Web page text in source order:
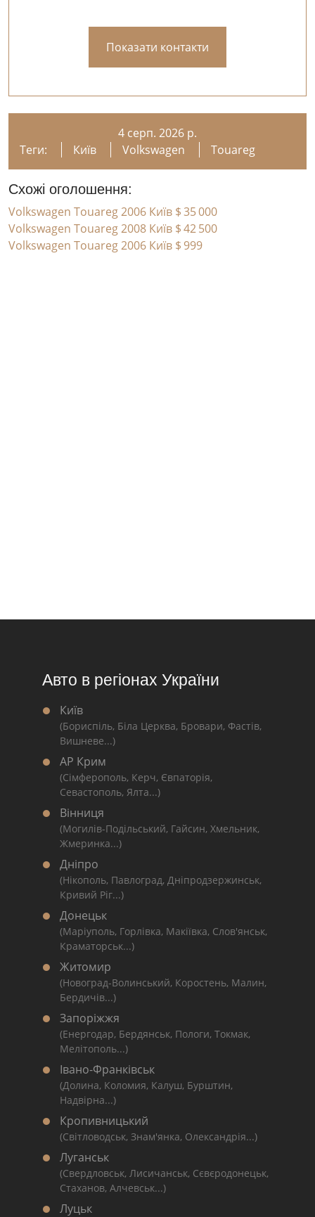
Показати контакти
4 серп. 2026 р.
Теги:
Київ Volkswagen Touareg
Схожі оголошення:
Volkswagen Touareg 2006 Київ $ 35 000
Volkswagen Touareg 2008 Київ $ 42 500
Volkswagen Touareg 2006 Київ $ 999
Авто в регіонах України
Київ
(Бориспіль, Біла Церква, Бровари, Фастів,
Вишневе...)
АР Крим
(Сімферополь, Керч, Євпаторія,
Севастополь, Ялта...)
Вінниця
(Могилів-Подільський, Гайсин, Хмельник,
Жмеринка...)
Дніпро
(Нікополь, Павлоград, Дніпродзержинськ,
Кривий Ріг...)
Донецьк
(Маріуполь, Горлівка, Макіївка, Слов'янськ,
Краматорськ...)
Житомир
(Новоград-Волинський, Коростень, Малин,
Бердичів...)
Запоріжжя
(Енергодар, Бердянськ, Пологи, Токмак,
Мелітополь...)
Івано-Франківськ
(Долина, Коломия, Калуш, Бурштин,
Надвірна...)
Кропивницький
(Світловодськ, Знам'янка, Олександрія...)
Луганськ
(Свердловськ, Лисичанськ, Сєвєродонецьк,
Стаханов, Алчевськ...)
Луцьк